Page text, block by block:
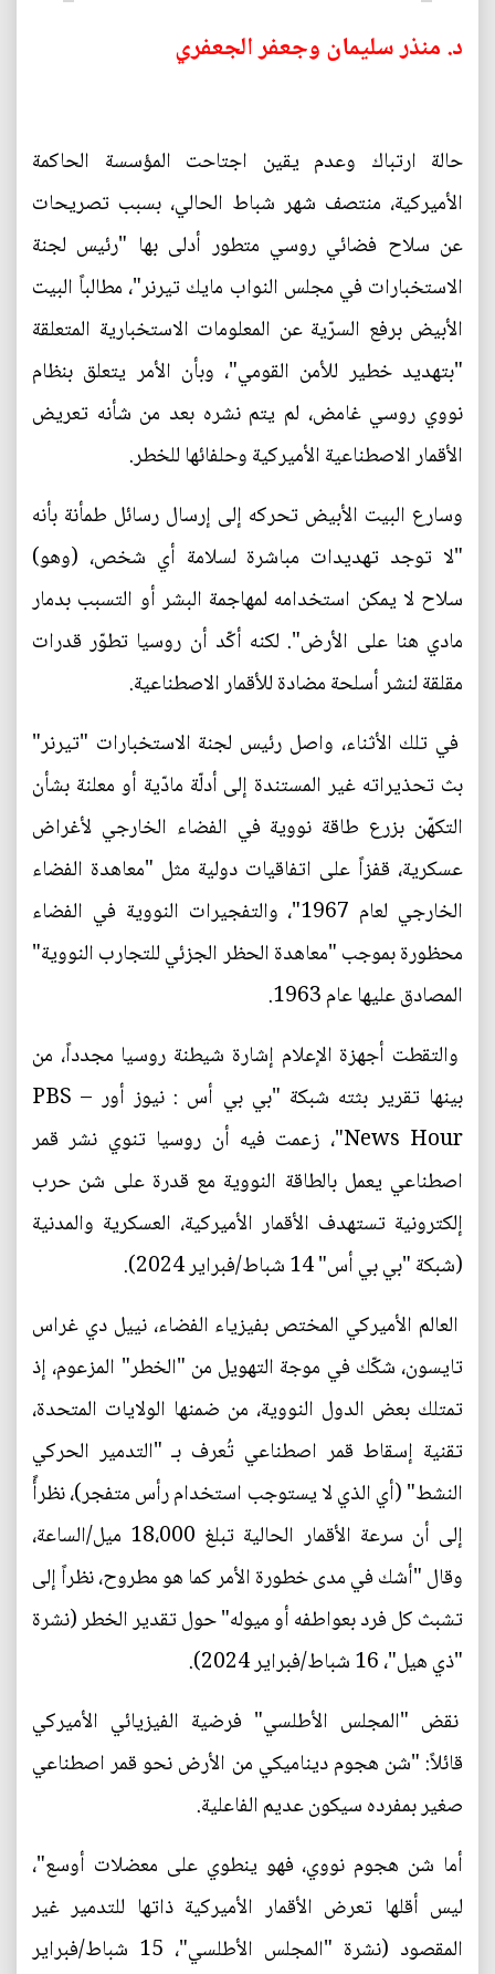
د. منذر سليمان وجعفر الجعفري
حالة ارتباك وعدم يقين اجتاحت المؤسسة الحاكمة
الأميركية، منتصف شهر شباط الحالي، بسبب تصريحات
عن سلاح فضائي روسي متطور أدلى بها "رئيس لجنة
الاستخبارات في مجلس النواب مايك تيرنر"، مطالباً البيت
الأبيض برفع السرّية عن المعلومات الاستخبارية المتعلقة
"بتهديد خطير للأمن القومي"، وبأن الأمر يتعلق بنظام
نووي روسي غامض، لم يتم نشره بعد من شأنه تعريض
الأقمار الاصطناعية الأميركية وحلفائها للخطر.
وسارع البيت الأبيض تحركه إلى إرسال رسائل طمأنة بأنه
"لا توجد تهديدات مباشرة لسلامة أي شخص، (وهو)
سلاح لا يمكن استخدامه لمهاجمة البشر أو التسبب بدمار
مادي هنا على الأرض". لكنه أكّد أن روسيا تطوّر قدرات
مقلقة لنشر أسلحة مضادة للأقمار الاصطناعية.
في تلك الأثناء، واصل رئيس لجنة الاستخبارات "تيرنر"
بث تحذيراته غير المستندة إلى أدلّة مادّية أو معلنة بشأن
التكهّن بزرع طاقة نووية في الفضاء الخارجي لأغراض
عسكرية، قفزاً على اتفاقيات دولية مثل "معاهدة الفضاء
الخارجي لعام 1967"، والتفجيرات النووية في الفضاء
محظورة بموجب "معاهدة الحظر الجزئي للتجارب النووية"
المصادق عليها عام 1963.
والتقطت أجهزة الإعلام إشارة شيطنة روسيا مجدداً، من
بينها تقرير بثته شبكة "بي بي أس : نيوز أور – PBS
News Hour"، زعمت فيه أن روسيا تنوي نشر قمر
اصطناعي يعمل بالطاقة النووية مع قدرة على شن حرب
إلكترونية تستهدف الأقمار الأميركية، العسكرية والمدنية
(شبكة "بي بي أس" 14 شباط/فبراير 2024).
العالم الأميركي المختص بفيزياء الفضاء، نييل دي غراس
تايسون، شكّك في موجة التهويل من "الخطر" المزعوم، إذ
تمتلك بعض الدول النووية، من ضمنها الولايات المتحدة،
تقنية إسقاط قمر اصطناعي تُعرف بـ "التدمير الحركي
النشط" (أي الذي لا يستوجب استخدام رأس متفجر)، نظرأً
إلى أن سرعة الأقمار الحالية تبلغ 18،000 ميل/الساعة،
وقال "أشك في مدى خطورة الأمر كما هو مطروح، نظراً إلى
تشبث كل فرد بعواطفه أو ميوله" حول تقدير الخطر (نشرة
"ذي هيل"، 16 شباط/فبراير 2024).
نقض "المجلس الأطلسي" فرضية الفيزيائي الأميركي
قائلاً: "شن هجوم ديناميكي من الأرض نحو قمر اصطناعي
صغير بمفرده سيكون عديم الفاعلية.
أما شن هجوم نووي، فهو ينطوي على معضلات أوسع"،
ليس أقلها تعرض الأقمار الأميركية ذاتها للتدمير غير
المقصود (نشرة "المجلس الأطلسي"، 15 شباط/فبراير